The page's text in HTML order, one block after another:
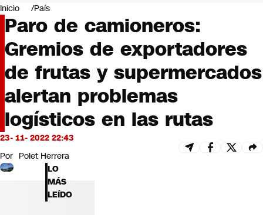
Negocios
Deportes
Programas completos
Cultura
Servicios
Bits
CNN tiempo
Futuro 360
Opinión
Inicio País
Paro de camioneros:
Gremios de exportadores
de frutas y supermercados
alertan problemas
logísticos en las rutas
23- 11- 2022 22:43
Por Polet Herrera
LO
MÁS
LEÍDO